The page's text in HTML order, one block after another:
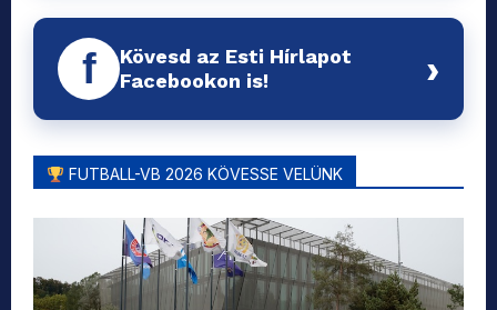
f
Kövesd az Esti Hírlapot
Facebookon is!
›
FUTBALL-VB 2026 KÖVESSE VELÜNK